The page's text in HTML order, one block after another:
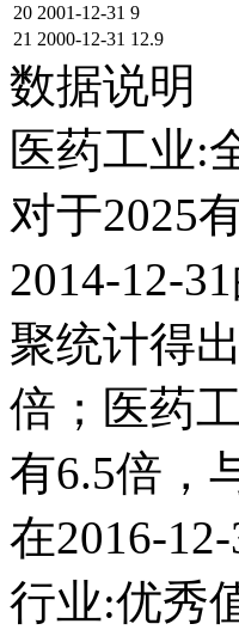
20 2001-12-31 9
21 2000-12-31 12.9
数据说明
医药工业:
对于2025
2014-12-
聚统计得
倍；医药
有6.5倍，
在2016-
行业:优秀